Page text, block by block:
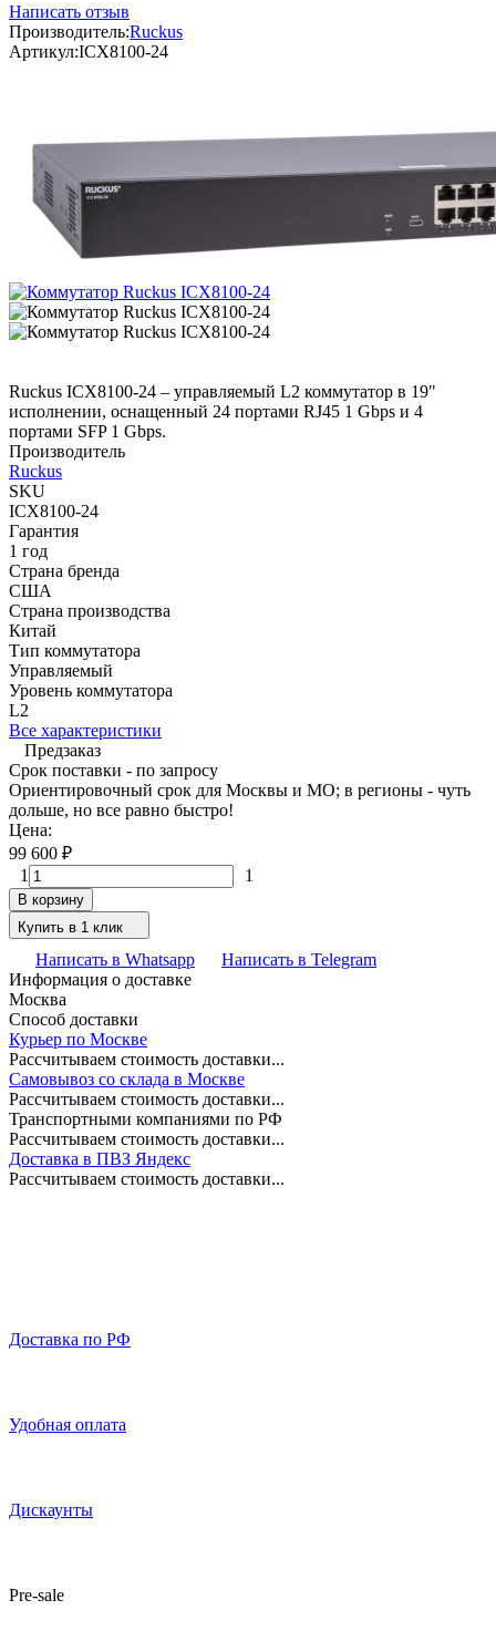
Написать отзыв
Производитель:Ruckus
Артикул:ICX8100-24
Ruckus ICX8100-24 – управляемый L2 коммутатор в 19"
исполнении, оснащенный 24 портами RJ45 1 Gbps и 4
портами SFP 1 Gbps.
Производитель
Ruckus
SKU
ICX8100-24
Гарантия
1 год
Страна бренда
США
Страна производства
Китай
Тип коммутатора
Управляемый
Уровень коммутатора
L2
Все характеристики
Предзаказ
Срок поставки - по запросу
Ориентировочный срок для Москвы и МО; в регионы - чуть
дольше, но все равно быстро!
Цена:
99 600 ₽
1
1
В корзину
Купить в 1 клик
Написать в Whatsapp
Написать в Telegram
Информация о доставке
Москва
Способ доставки
Курьер по Москве
Рассчитываем стоимость доставки...
Самовывоз со склада в Москве
Рассчитываем стоимость доставки...
Транспортными компаниями по РФ
Рассчитываем стоимость доставки...
Доставка в ПВЗ Яндекс
Рассчитываем стоимость доставки...
Доставка по РФ
Удобная оплата
Дискаунты
Pre-sale